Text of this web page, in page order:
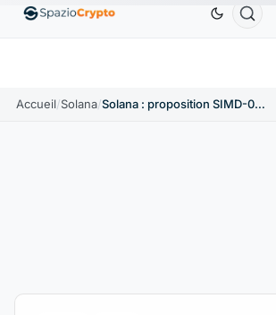
EthereumETH1 880,58 $US Tether USDT
Accueil/Solana/ Solana : proposition SIMD-0370 pour des blocs illimités